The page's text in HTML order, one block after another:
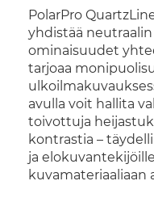
PolarPro
yhdistää
ominaisuudet
tarjoaa
avulla voit hallita
toivottuja
kontrastia –
ja
kuvamateriaaliaan